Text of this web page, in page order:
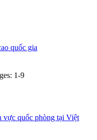
quốc gia
1-9
vực quốc phòng tại Việt